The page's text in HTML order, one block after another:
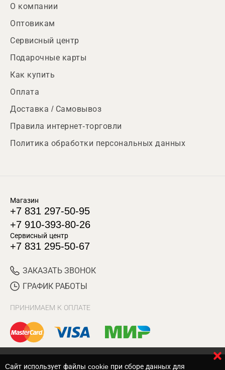
О компании
Оптовикам
Сервисный центр
Подарочные карты
Как купить
Оплата
Доставка / Самовывоз
Правила интернет-торговли
Политика обработки персональных данных
Магазин
+7 831 297-50-95
+7 910-393-80-26
Сервисный центр
+7 831 295-50-67
ЗАКАЗАТЬ ЗВОНОК
ГРАФИК РАБОТЫ
ПРИНИМАЕМ К ОПЛАТЕ
Cайт использует файлы cookie при сборе данных для